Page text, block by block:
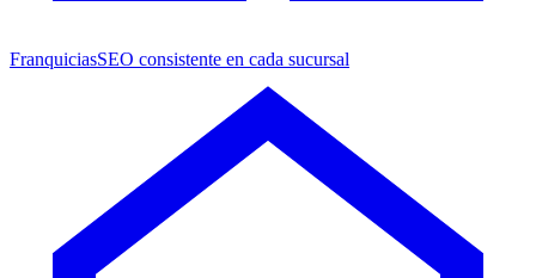
FranquiciasSEO consistente en cada sucursal